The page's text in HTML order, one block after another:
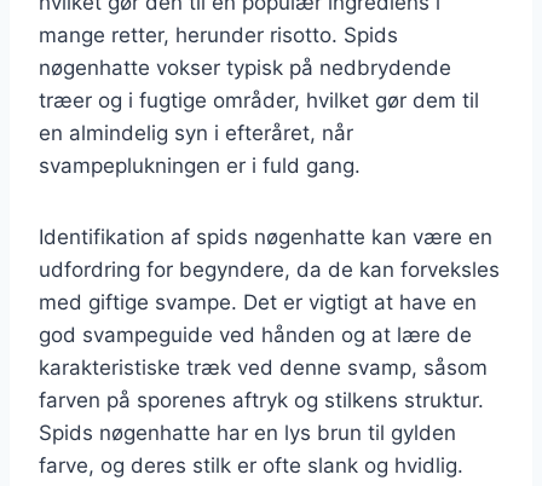
mange retter, herunder risotto. Spids
nøgenhatte vokser typisk på nedbrydende
træer og i fugtige områder, hvilket gør dem til
en almindelig syn i efteråret, når
svampeplukningen er i fuld gang.
Identifikation af spids nøgenhatte kan være en
udfordring for begyndere, da de kan forveksles
med giftige svampe. Det er vigtigt at have en
god svampeguide ved hånden og at lære de
karakteristiske træk ved denne svamp, såsom
farven på sporenes aftryk og stilkens struktur.
Spids nøgenhatte har en lys brun til gylden
farve, og deres stilk er ofte slank og hvidlig.